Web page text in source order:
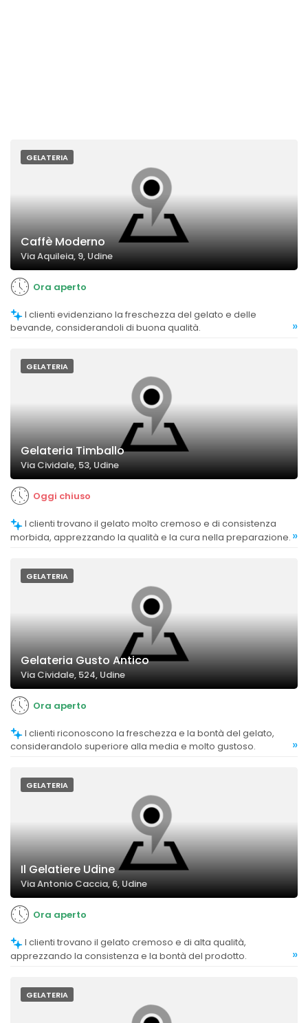
GELATERIA
Caffè Moderno
Via Aquileia, 9, Udine
Ora aperto
bevande, considerandoli di buona qualità.
»
GELATERIA
Gelateria Timballo
Via Cividale, 53, Udine
Oggi chiuso
morbida, apprezzando la qualità e la cura nella preparazione. »
GELATERIA
Gelateria Gusto Antico
Via Cividale, 524, Udine
Ora aperto
considerandolo superiore alla media e molto gustoso.
»
GELATERIA
Il Gelatiere Udine
Via Antonio Caccia, 6, Udine
Ora aperto
apprezzando la consistenza e la bontà del prodotto.
»
GELATERIA